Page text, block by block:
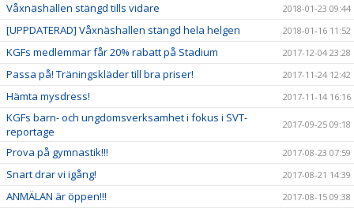
Våxnäshallen stängd tills vidare 2018-01-23 09:44
[UPPDATERAD] Våxnäshallen stängd hela helgen 2018-01-16 11:52
KGFs medlemmar får 20% rabatt på Stadium 2017-12-04 23:28
Passa på! Träningskläder till bra priser! 2017-11-24 12:42
Hämta mysdress! 2017-11-14 16:16
KGFs barn- och ungdomsverksamhet i fokus i SVT-
reportage
2017-09-25 09:18
Prova på gymnastik!!! 2017-08-23 07:59
Snart drar vi igång! 2017-08-21 14:39
ANMÄLAN är öppen!!! 2017-08-15 09:38